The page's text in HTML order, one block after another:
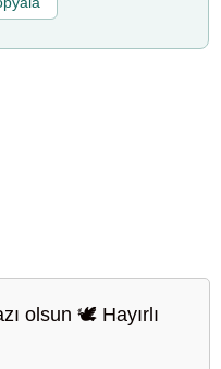
olsun 🕊️ Hayırlı